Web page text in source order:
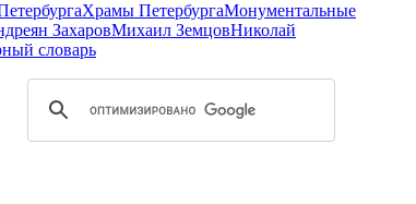
Храмы ПетербургаМонументальные
ЗахаровМихаил ЗемцовНиколай
словарь